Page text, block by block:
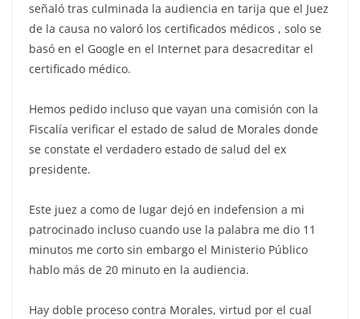
señaló tras culminada la audiencia en tarija que el Juez
de la causa no valoró los certificados médicos , solo se
basó en el Google en el Internet para desacreditar el
certificado médico.
Hemos pedido incluso que vayan una comisión con la
Fiscalía verificar el estado de salud de Morales donde
se constate el verdadero estado de salud del ex
presidente.
Este juez a como de lugar dejó en indefension a mi
patrocinado incluso cuando use la palabra me dio 11
minutos me corto sin embargo el Ministerio Público
hablo más de 20 minuto en la audiencia.
Hay doble proceso contra Morales, virtud por el cual